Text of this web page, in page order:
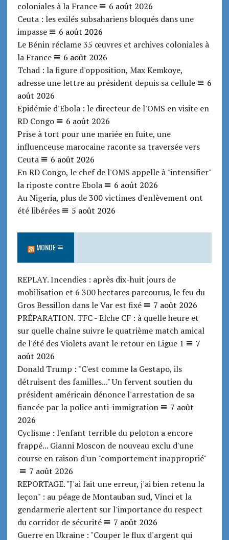
coloniales à la France
6 août 2026
Ceuta : les exilés subsahariens bloqués dans une
impasse
6 août 2026
Le Bénin réclame 35 œuvres et archives coloniales à
la France
6 août 2026
Tchad : la figure d'opposition, Max Kemkoye,
adresse une lettre au président depuis sa cellule
6
août 2026
Epidémie d'Ebola : le directeur de l'OMS en visite en
RD Congo
6 août 2026
Prise à tort pour une mariée en fuite, une
influenceuse marocaine raconte sa traversée vers
Ceuta
6 août 2026
En RD Congo, le chef de l'OMS appelle à "intensifier"
la riposte contre Ebola
6 août 2026
Au Nigeria, plus de 300 victimes d'enlèvement ont
été libérées
5 août 2026
MONDE
REPLAY. Incendies : après dix-huit jours de
mobilisation et 6 300 hectares parcourus, le feu du
Gros Bessillon dans le Var est fixé
7 août 2026
PRÉPARATION. TFC - Elche CF : à quelle heure et
sur quelle chaîne suivre le quatrième match amical
de l'été des Violets avant le retour en Ligue 1
7
août 2026
Donald Trump : "C'est comme la Gestapo, ils
détruisent des familles..." Un fervent soutien du
président américain dénonce l'arrestation de sa
fiancée par la police anti-immigration
7 août
2026
Cyclisme : l'enfant terrible du peloton a encore
frappé... Gianni Moscon de nouveau exclu d'une
course en raison d'un "comportement inapproprié"
7 août 2026
REPORTAGE. "J'ai fait une erreur, j'ai bien retenu la
leçon" : au péage de Montauban sud, Vinci et la
gendarmerie alertent sur l'importance du respect
du corridor de sécurité
7 août 2026
Guerre en Ukraine : "Couper le flux d'argent qui